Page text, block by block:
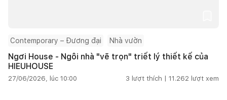
Contemporary – Đương đại Nhà vườn
Ngơi House - Ngôi nhà "vẽ trọn" triết lý thiết kế của
HIEUHOUSE
27/06/2026, lúc 10:00 3 lượt thích | 11.262 lượt xem